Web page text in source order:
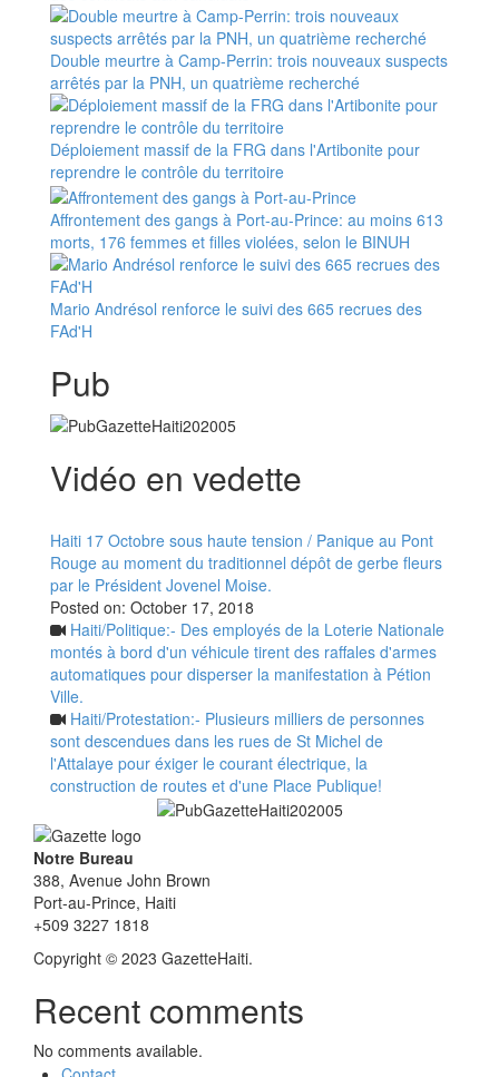
Double meurtre à Camp-Perrin: trois nouveaux suspects
arrêtés par la PNH, un quatrième recherché
Déploiement massif de la FRG dans l'Artibonite pour
reprendre le contrôle du territoire
Affrontement des gangs à Port-au-Prince: au moins 613
morts, 176 femmes et filles violées, selon le BINUH
Mario Andrésol renforce le suivi des 665 recrues des
FAd'H
Pub
Vidéo en vedette
Haiti 17 Octobre sous haute tension / Panique au Pont
Rouge au moment du traditionnel dépôt de gerbe fleurs
par le Président Jovenel Moise.
Posted on: October 17, 2018
Haiti/Politique:- Des employés de la Loterie Nationale
montés à bord d'un véhicule tirent des raffales d'armes
automatiques pour disperser la manifestation à Pétion
Ville.
Haiti/Protestation:- Plusieurs milliers de personnes
sont descendues dans les rues de St Michel de
l'Attalaye pour éxiger le courant électrique, la
construction de routes et d'une Place Publique!
Notre Bureau
388, Avenue John Brown
Port-au-Prince, Haiti
+509 3227 1818
Copyright © 2023 GazetteHaiti.
Recent comments
No comments available.